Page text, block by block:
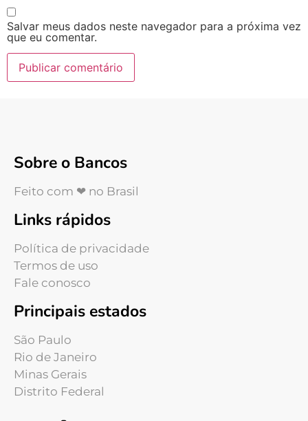
Salvar meus dados neste navegador para a próxima vez
que eu comentar.
Sobre o Bancos
Feito com ❤ no Brasil
Links rápidos
Política de privacidade
Termos de uso
Fale conosco
Principais estados
São Paulo
Rio de Janeiro
Minas Gerais
Distrito Federal